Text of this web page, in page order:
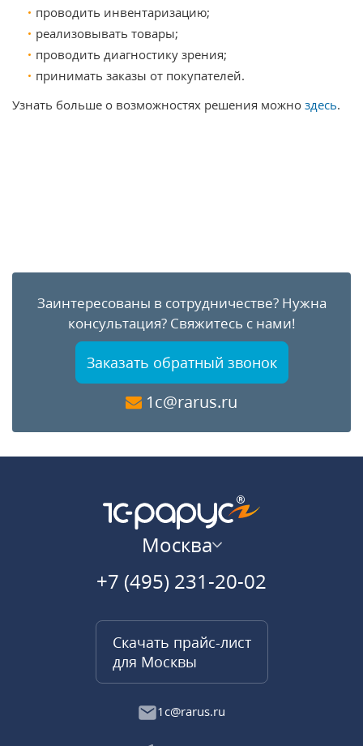
проводить инвентаризацию;
реализовывать товары;
проводить диагностику зрения;
принимать заказы от покупателей.
Узнать больше о возможностях решения можно здесь.
Заинтересованы в сотрудничестве?Нужна
консультация? Свяжитесь с нами!
Заказать обратный звонок
1c@rarus.ru
Москва
+7 (495) 231-20-02
Скачать прайс-лист
для Москвы
1c@rarus.ru